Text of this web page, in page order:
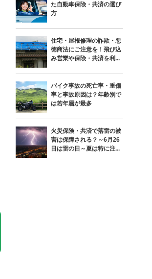
た自動車保険・共済の選び
方
住宅・屋根修理の詐欺・悪
徳商法にご注意を！飛び込
み営業や保険・共済を利...
バイク事故の死亡率・重傷
率と事故原因は？年齢別で
は若年層が最多
火災保険・共済で落雷の被
害は保障される？～6月26
日は雷の日～夏は特に注...